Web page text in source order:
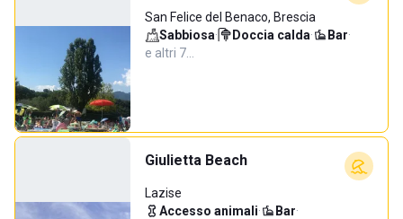
San Felice del Benaco, Brescia
Sabbiosa· Doccia calda· Bar·
e altri 7…
Giulietta Beach
Lazise
Accesso animali· Bar·